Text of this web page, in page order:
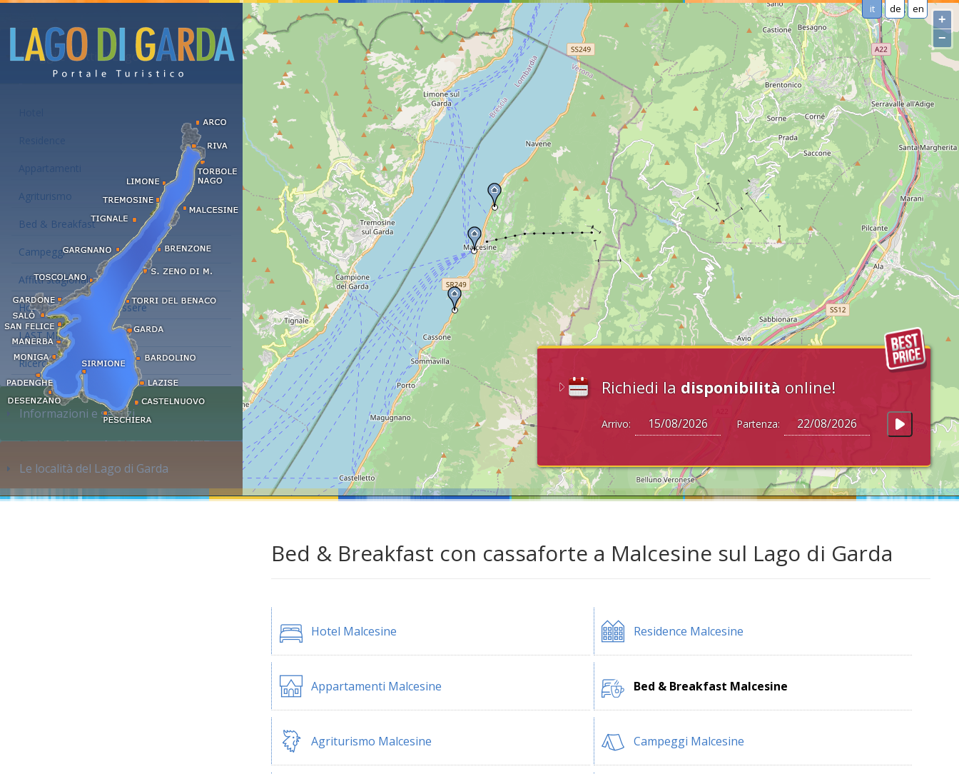
it de en
Richiedi la disponibilità online!
Arrivo: Partenza:
+
−
Alloggi e affitti al Lago di Garda
Appartamenti
Agriturismo
Bed & Breakfast
Campeggi
Affitti stagionali
Hotel con centro benessere
LAST MINUTE
Ricerca alloggi...
Informazioni e servizi
Le località del Lago di Garda
Bed & Breakfast con cassaforte a Malcesine sul Lago di Garda
Hotel Malcesine Residence Malcesine
Appartamenti Malcesine Bed & Breakfast Malcesine
Agriturismo Malcesine Campeggi Malcesine